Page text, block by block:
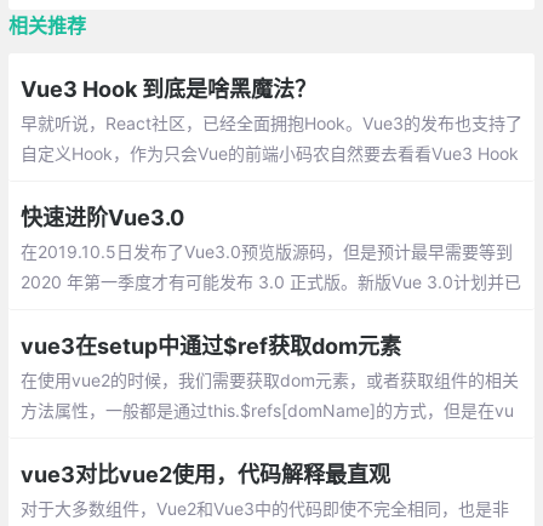
相关推荐
Vue3 Hook 到底是啥黑魔法？
早就听说，React社区，已经全面拥抱Hook。Vue3的发布也支持了
自定义Hook，作为只会Vue的前端小码农自然要去看看Vue3 Hook
快速进阶Vue3.0
在2019.10.5日发布了Vue3.0预览版源码，但是预计最早需要等到
2020 年第一季度才有可能发布 3.0 正式版。新版Vue 3.0计划并已
vue3在setup中通过$ref获取dom元素
在使用vue2的时候，我们需要获取dom元素，或者获取组件的相关
方法属性，一般都是通过this.$refs[domName]的方式，但是在vu
vue3对比vue2使用，代码解释最直观
对于大多数组件，Vue2和Vue3中的代码即使不完全相同，也是非